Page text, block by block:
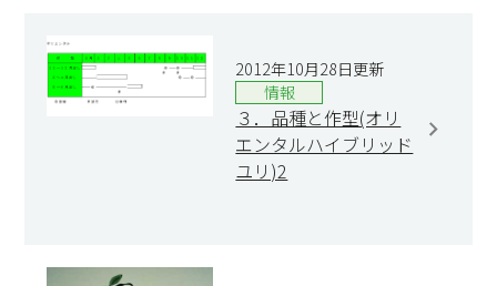
2012年10月28日更新
情報
３．品種と作型(オリ
エンタルハイブリッド
ユリ)2